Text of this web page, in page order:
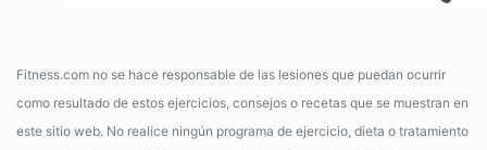
Fitness.com no se hace responsable de las lesiones que puedan ocurrir
como resultado de estos ejercicios, consejos o recetas que se muestran en
este sitio web. No realice ningún programa de ejercicio, dieta o tratamiento